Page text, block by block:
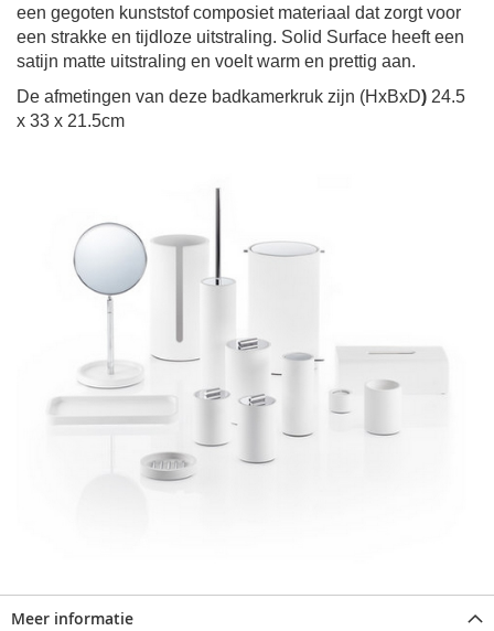
een gegoten kunststof composiet materiaal dat zorgt voor
een strakke en tijdloze uitstraling. Solid Surface heeft een
satijn matte uitstraling en voelt warm en prettig aan.
De afmetingen van deze badkamerkruk zijn (HxBxD) 24.5
x 33 x 21.5cm
Meer informatie